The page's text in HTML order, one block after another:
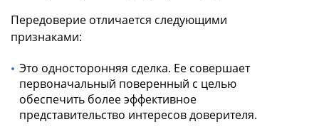
Передоверие отличается следующими
признаками:
Это односторонняя сделка. Ее совершает
первоначальный поверенный с целью
обеспечить более эффективное
представительство интересов доверителя.